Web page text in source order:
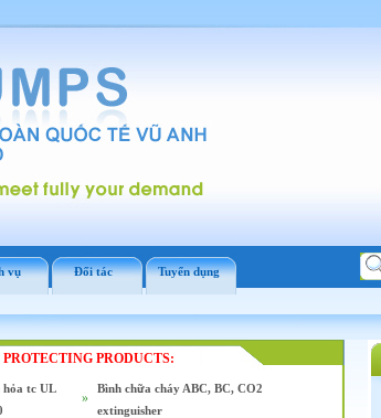
vụ Đối tác Tuyển dụng
PRODUCTS:
tc UL
»
Bình chữa cháy ABC, BC, CO2
extinguisher